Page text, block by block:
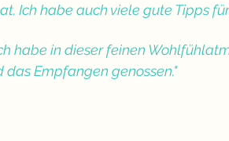
Ich habe auch viele gute Tipps
habe in dieser feinen
das Empfangen genossen."